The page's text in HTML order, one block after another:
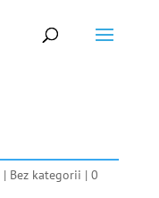
| Bez kategorii | 0